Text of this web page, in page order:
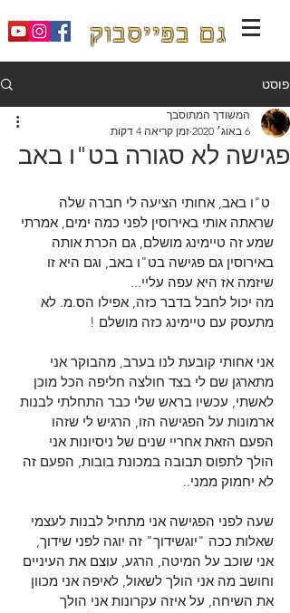
גם בפייסבוק
פוסט
פגישה לא סגורה בט"ו באב
המשודך המתוסבך
6 באוג׳ 2020
זמן קריאה 4 דקות
ט"ו באב, אחותי הציעה לי חברה שלה
שראתה אותי באירוסין לפני כמה ימים, אמרתי
שמע זה טיימינג מושלם, גם הכרת אותה
באירוסין גם פגישה בט"ו באב, וגם היא זו
שיזמה אז היא עפה עליי...
מה יכול לחבל בדבר כזה, אפילו הס.מ. לא
מתעסק עם טיימינג כזה מושלם !
אני אחותי קובעת לנו בערב, מהבוקר אני
מתארגן שם לי בצד חולצה חליפה הכל מוכן
לאשתי, עכשיו בראש שלי כבר התחלתי לבנות
ארמונות על הפגישה הזו, הרגיש לי שזהו
הפעם הזאת אחריי שנים של ניסיונות אני
הולך לתפוס תבובה במכונת בובות, הפעם זה
לא יחמוק ממני..
שעה לפני הפגישה אני מתחיל לבנות לעצמי
שאלות ככה "יוגשידוך" זה יוגה לפני שידוך,
אני שוכב על המיטה, הרגע, עוצם את העיניים
וחושב מה אני הולך לשאול, לאיפה אני מכוון
את השיחה, על איזה עקרונות אני הולך